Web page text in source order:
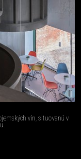
vín, situovanú v